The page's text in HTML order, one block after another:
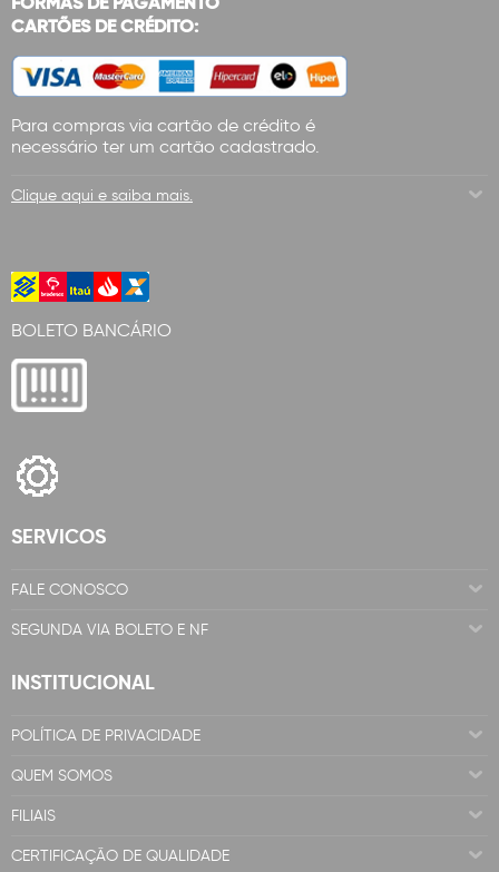
CARTÕES DE CRÉDITO:
Para compras via cartão de crédito é
necessário ter um cartão cadastrado.
Clique aqui e saiba mais.
BOLETO BANCÁRIO
SERVICOS
FALE CONOSCO
SEGUNDA VIA BOLETO E NF
INSTITUCIONAL
POLÍTICA DE PRIVACIDADE
QUEM SOMOS
FILIAIS
CERTIFICAÇÃO DE QUALIDADE